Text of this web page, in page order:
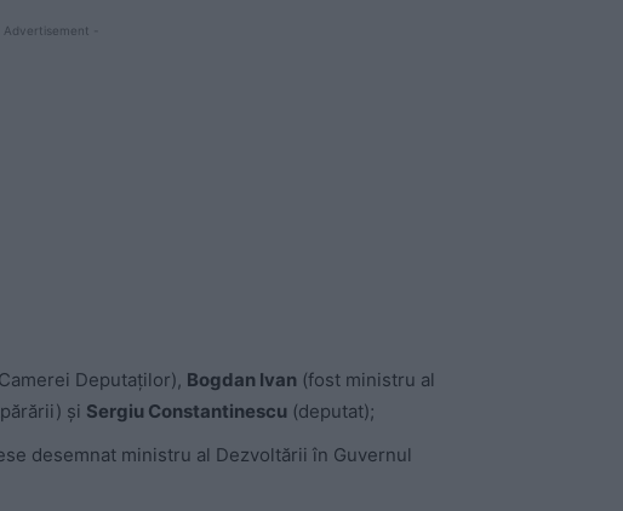
Advertisement -
Deputaților), Bogdan Ivan (fost ministru al
și Sergiu Constantinescu (deputat);
desemnat ministru al Dezvoltării în Guvernul